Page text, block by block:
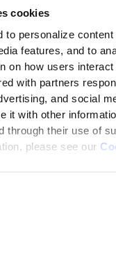
cookies
to personalize
features, and to
on how users
with partners
and social
it with other
through their use of
please see our
calcola e
avviene da più fonti e
con la possibilità
Blockchain
un collegamento
finiti all'interno di
I nostri moduli ESG
e TMS garantiscono
assicurando il controllo